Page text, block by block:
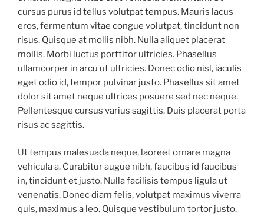
cursus purus id tellus volutpat tempus. Mauris lacus
eros, fermentum vitae congue volutpat, tincidunt non
risus. Quisque at mollis nibh. Nulla aliquet placerat
mollis. Morbi luctus porttitor ultricies. Phasellus
ullamcorper in arcu ut ultricies. Donec odio nisl, iaculis
eget odio id, tempor pulvinar justo. Phasellus sit amet
dolor sit amet neque ultrices posuere sed nec neque.
Pellentesque cursus varius sagittis. Duis placerat porta
risus ac sagittis.
Ut tempus malesuada neque, laoreet ornare magna
vehicula a. Curabitur augue nibh, faucibus id faucibus
in, tincidunt et justo. Nulla facilisis tempus ligula ut
venenatis. Donec diam felis, volutpat maximus viverra
quis, maximus a leo. Quisque vestibulum tortor justo.